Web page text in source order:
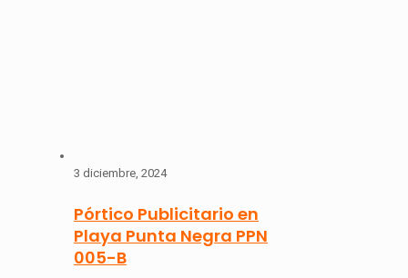
3 diciembre, 2024
Pórtico Publicitario en
Playa Punta Negra PPN
005-B